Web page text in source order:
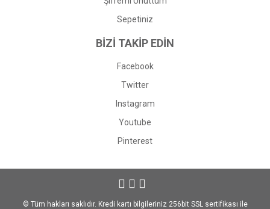
Sepetiniz
BİZİ TAKİP EDİN
Facebook
Twitter
Instagram
Youtube
Pinterest
© Tüm hakları saklıdır. Kredi kartı bilgileriniz 256bit SSL sertifikası ile